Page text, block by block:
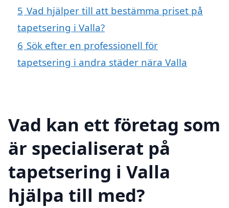
5 Vad hjälper till att bestämma priset på
tapetsering i Valla?
6 Sök efter en professionell för
tapetsering i andra städer nära Valla
Vad kan ett företag som
är specialiserat på
tapetsering i Valla
hjälpa till med?